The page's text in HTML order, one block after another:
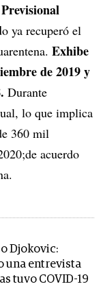
o ya recuperó el
Exhibe
de 2019 y
Durante
lo que implica
360 mil
acuerdo
Djokovic:
una entrevista
tuvo COVID-19